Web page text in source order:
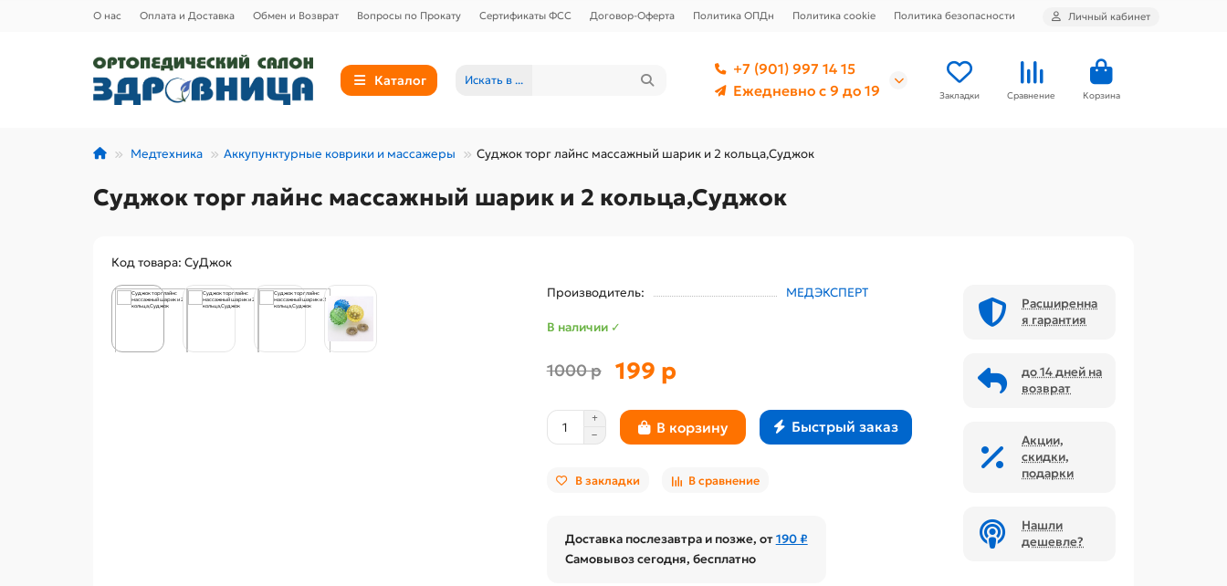
О нас Оплата и Доставка Обмен и Возврат Вопросы по Прокату Сертификаты ФСС Договор-Оферта Политика ОПДн Политика cookie Политика безопасности Личный кабинет
Каталог Искать в ...
+7 (901) 997 14 15
Ежедневно с 9 до 19
Закладки Сравнение Корзина
Медтехника Аккупунктурные коврики и массажеры Суджок торг лайнс массажный шарик и 2 кольца,Суджок
Суджок торг лайнс массажный шарик и 2 кольца,Суджок
Код товара: СуДжок
Производитель:
МЕДЭКСПЕРТ
В наличии ✓
1000 р 199 р
В корзину Быстрый заказ
В закладки В сравнение
Доставка послезавтра и позже, от190 ₽
Самовывоз сегодня, бесплатно
Расширенна
я гарантия
до 14 дней на
возврат
Акции,
скидки,
подарки
Нашли
дешевле?